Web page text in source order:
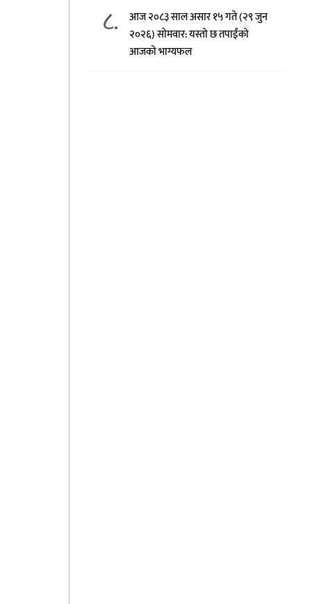
८.
आज २०८३ साल असार १५ गते (२९ जुन
२०२६) साेमवार: यस्तो छ तपाईंको
आजको भाग्यफल